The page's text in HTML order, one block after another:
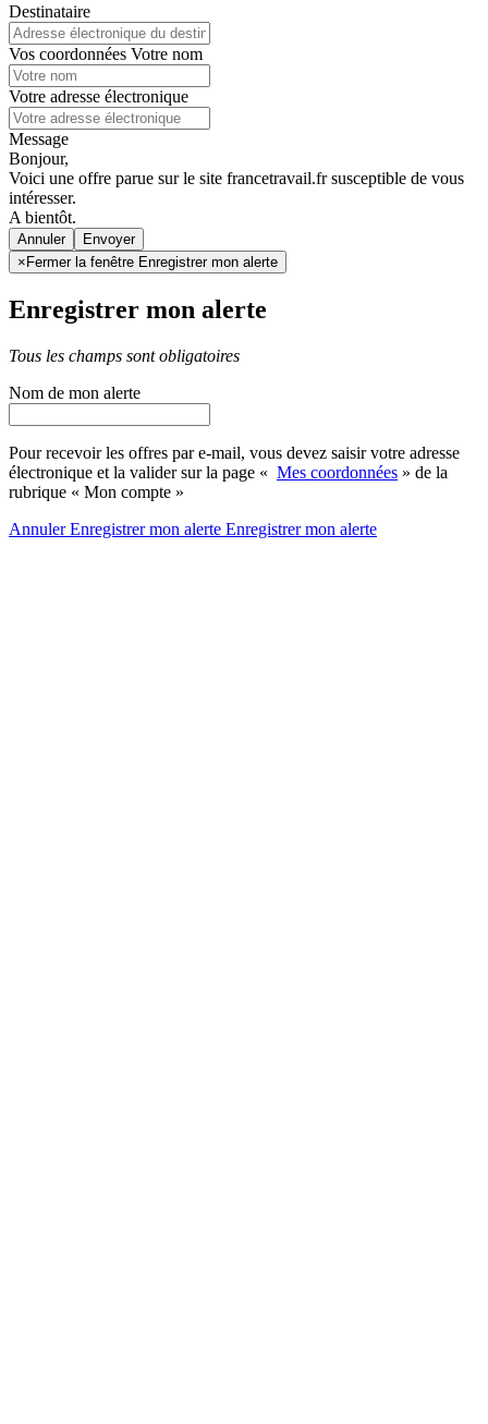
Destinataire
Vos coordonnées Votre nom
Votre adresse électronique
Message
Bonjour,
Voici une offre parue sur le site francetravail.fr susceptible de vous
intéresser.
A bientôt.
Annuler
× Fermer la fenêtre Enregistrer mon alerte
Enregistrer mon alerte
Tous les champs sont obligatoires
Nom de mon alerte
Pour recevoir les offres par e-mail, vous devez saisir votre adresse
électronique et la valider sur la page « Mes coordonnées » de la
rubrique « Mon compte »
AnnulerEnregistrer mon alerte Enregistrermon alerte